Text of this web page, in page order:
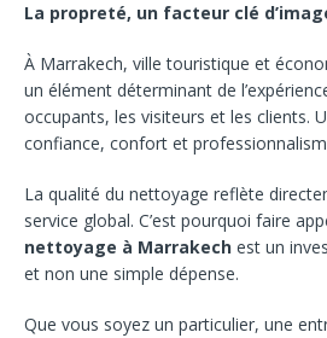
La propreté, un facteur clé
À Marrakech, ville touristique et
un élément déterminant de
occupants, les visiteurs et les clients.
confiance, confort et
La qualité du nettoyage reflète
service global. C’est pourquoi faire
nettoyage à Marrakech est un
et non une simple dépense.
Que vous soyez un particulier, une